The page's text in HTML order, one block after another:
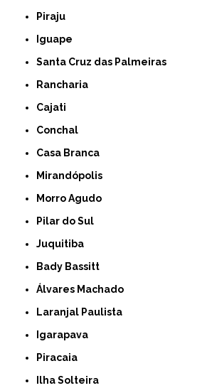
Piraju
Iguape
Santa Cruz das Palmeiras
Rancharia
Cajati
Conchal
Casa Branca
Mirandópolis
Morro Agudo
Pilar do Sul
Juquitiba
Bady Bassitt
Álvares Machado
Laranjal Paulista
Igarapava
Piracaia
Ilha Solteira